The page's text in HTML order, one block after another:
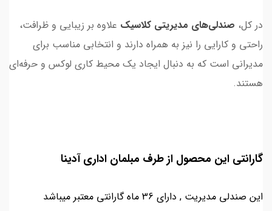
در کل، صندلی‌های مدیریتی کلاسیک علاوه بر زیبایی و ظرافت،
راحتی و کارایی را نیز به همراه دارند و انتخابی مناسب برای
مدیرانی است که به دنبال ایجاد یک محیط کاری لوکس و حرفه‌ای
هستند.
گارانتی این محصول از طرف مبلمان اداری آدینا
این صندلی مدیریت , دارای 36 ماه گارانتی معتبر میباشد